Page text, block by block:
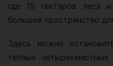
где 15 гектаров леса
большое пространство
Здесь можно
теплых